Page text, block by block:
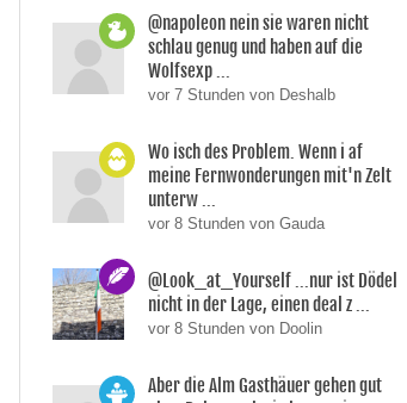
@napoleon nein sie waren nicht
schlau genug und haben auf die
Wolfsexp ...
vor 7 Stunden von Deshalb
Wo isch des Problem. Wenn i af
meine Fernwonderungen mit'n Zelt
unterw ...
vor 8 Stunden von Gauda
@Look_at_Yourself ...nur ist Dödel
nicht in der Lage, einen deal z ...
vor 8 Stunden von Doolin
Aber die Alm Gasthäuer gehen gut